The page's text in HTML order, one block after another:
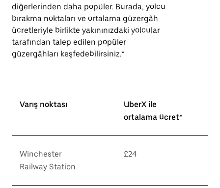
diğerlerinden daha popüler. Burada, yolcu
bırakma noktaları ve ortalama güzergâh
ücretleriyle birlikte yakınınızdaki yolcular
tarafından talep edilen popüler
güzergâhları keşfedebilirsiniz.*
Varış noktası
UberX ile
ortalama ücret*
Winchester
Railway Station
£24